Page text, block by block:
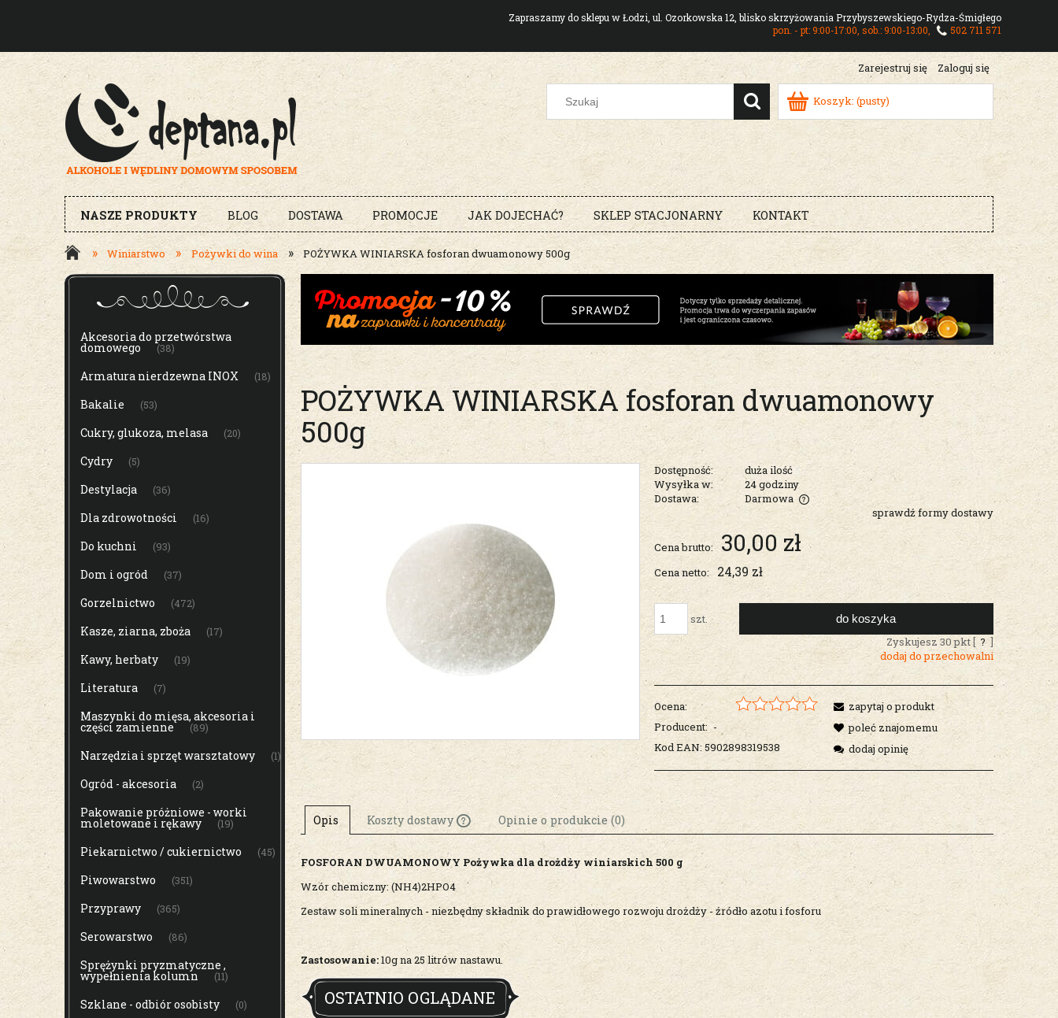
Zapraszamy do sklepu w Łodzi, ul. Ozorkowska 12, blisko skrzyżowania Przybyszewskiego-Rydza-Śmigłego
pon. - pt: 9:00-17:00, sob.: 9:00-13:00,
502 711 571
Zarejestruj się Zaloguj się
Koszyk: (pusty)
NASZE PRODUKTY BLOG DOSTAWA PROMOCJE JAK DOJECHAĆ? SKLEP STACJONARNY KONTAKT
» Winiarstwo » Pożywki do wina » POŻYWKA WINIARSKA fosforan dwuamonowy 500g
MENU
Akcesoria do przetwórstwa
domowego (38)
Armatura nierdzewna INOX (18)
Bakalie (53)
Cukry, glukoza, melasa (20)
Cydry (5)
Destylacja (36)
Dla zdrowotności (16)
Do kuchni (93)
Dom i ogród (37)
Gorzelnictwo (472)
Kasze, ziarna, zboża (17)
Kawy, herbaty (19)
Literatura (7)
Maszynki do mięsa, akcesoria i
części zamienne (89)
Narzędzia i sprzęt warsztatowy (1)
Ogród - akcesoria (2)
Pakowanie próżniowe - worki
moletowane i rękawy (19)
Piekarnictwo / cukiernictwo (45)
Piwowarstwo (351)
Przyprawy (365)
Serowarstwo (86)
Sprężynki pryzmatyczne ,
wypełnienia kolumn (11)
Szklane - odbiór osobisty (0)
POŻYWKA WINIARSKA fosforan dwuamonowy
500g
Dostępność:
duża ilość
Wysyłka w:
24 godziny
Dostawa:
Darmowa
Cena nie zawiera ewentualnych
kosztów płatności
sprawdź formy dostawy
Cena brutto: 30,00 zł
Cena netto: 24,39 zł
szt. do koszyka
Zyskujesz 30pkt [ ? ]
dodaj do przechowalni
Ocena:
Producent: -
Kod EAN: 5902898319538
zapytaj o produkt
poleć znajomemu
dodaj opinię
Opis Koszty dostawy
Cena nie zawiera
ewentualnych kosztów
płatności
Opinie o produkcie (0)
FOSFORAN DWUAMONOWY Pożywka dla drożdży winiarskich 500 g
Wzór chemiczny: (NH4)2HPO4
Zestaw soli mineralnych - niezbędny składnik do prawidłowego rozwoju drożdży - źródło azotu i fosforu
Zastosowanie:10g na 25 litrów nastawu.
OSTATNIO OGLĄDANE